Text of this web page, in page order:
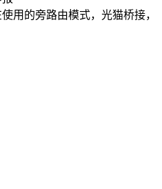
用的旁路由模式，光猫桥接，